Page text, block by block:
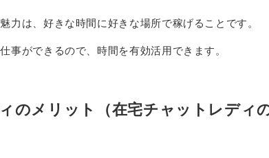
力は、好きな時間に好きな場所で稼げることです。
事ができるので、時間を有効活用できます。
のメリット（在宅チャットレディ